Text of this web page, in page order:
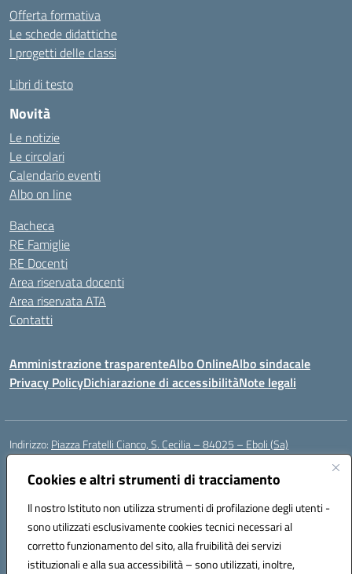
Cookies e altri strumenti di tracciamento
Il nostro Istituto non utilizza strumenti di profilazione degli utenti -
sono utilizzati esclusivamente cookies tecnici necessari al
corretto funzionamento del sito, alla fruibilità dei servizi
istituzionali e alla sua accessibilità – sono utilizzati, inoltre,
Offerta formativa
Le schede didattiche
I progetti delle classi
Libri di testo
Novità
Le notizie
Le circolari
Calendario eventi
Albo on line
Bacheca
RE Famiglie
RE Docenti
Area riservata docenti
Area riservata ATA
Contatti
Amministrazione trasparenteAlbo OnlineAlbo sindacale
Privacy PolicyDichiarazione di accessibilitàNote legali
Indirizzo: Piazza Fratelli Cianco, S. Cecilia – 84025 – Eboli (Sa)
Centralino:
Posta elettronica certificata (PEC):saic81900c@pec.istruzione.it
Codice fiscale: 91028680659
Codice meccanografico:SAIC81900C
Codice Indice delle Pubbliche Amministrazioni (IPA): istsc_saic81900c
Codice unico di fatturazione (CUF): UFWGMO